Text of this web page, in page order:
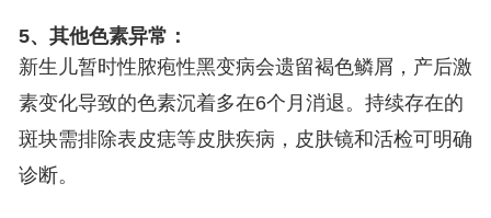
5、其他色素异常：
新生儿暂时性脓疱性黑变病会遗留褐色鳞屑，产后激
素变化导致的色素沉着多在6个月消退。持续存在的
斑块需排除表皮痣等皮肤疾病，皮肤镜和活检可明确
诊断。